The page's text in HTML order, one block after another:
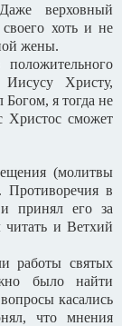
верховный
хоть и не
жены.
Иисусу Христу,
я тогда не
Христос сможет
(молитвы
в
принял его за
читать и Ветхий
работы святых
было найти
касались
что мнения